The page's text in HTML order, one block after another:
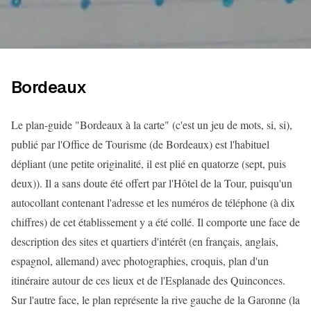
Bordeaux
Le plan-guide "Bordeaux à la carte" (c'est un jeu de mots, si, si),
publié par l'Office de Tourisme (de Bordeaux) est l'habituel
dépliant (une petite originalité, il est plié en quatorze (sept, puis
deux)). Il a sans doute été offert par l'Hôtel de la Tour, puisqu'un
autocollant contenant l'adresse et les numéros de téléphone (à dix
chiffres) de cet établissement y a été collé. Il comporte une face de
description des sites et quartiers d'intérêt (en français, anglais,
espagnol, allemand) avec photographies, croquis, plan d'un
itinéraire autour de ces lieux et de l'Esplanade des Quinconces.
Sur l'autre face, le plan représente la rive gauche de la Garonne (la